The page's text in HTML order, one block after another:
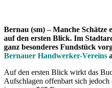
Bernau (sm) – Manche Schätze
auf den ersten Blick. Im
ganz besonderes Fundstück
Bernauer Handwerker-Vereins
Auf den ersten Blick wirkt das
Aufschlagen offenbart sich